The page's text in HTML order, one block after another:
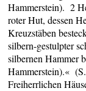
Hammerstein). 2
roter Hut, dessen
Kreuzstäben
silbern-gestulpter
silbernen Hammer
Hammerstein).«
Freiherrlichen